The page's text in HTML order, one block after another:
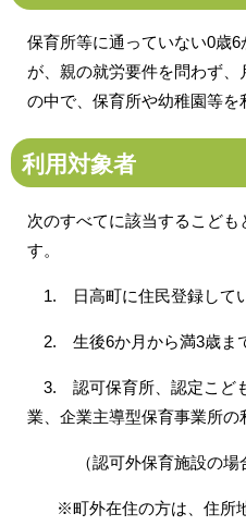
保育所等に通っていない0歳
が、親の就労要件を問わず
の中で、保育所や幼稚園等を
利用対象者
次のすべてに該当するこど
す。
1. 日高町に住民登録して
2. 生後6か月から満3歳ま
3. 認可保育所、認定こど
業、企業主導型保育事業所の
（認可外保育施設の場合
※町外在住の方は、住所地